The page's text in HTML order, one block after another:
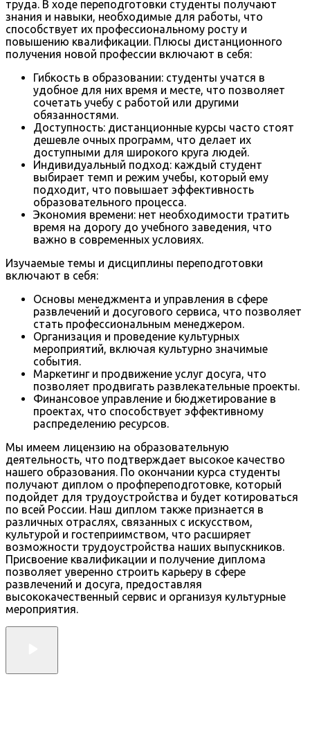
труда. В ходе переподготовки студенты получают
знания и навыки, необходимые для работы, что
способствует их профессиональному росту и
повышению квалификации. Плюсы дистанционного
получения новой профессии включают в себя:
Гибкость в образовании: студенты учатся в
удобное для них время и месте, что позволяет
сочетать учебу с работой или другими
обязанностями.
Доступность: дистанционные курсы часто стоят
дешевле очных программ, что делает их
доступными для широкого круга людей.
Индивидуальный подход: каждый студент
выбирает темп и режим учебы, который ему
подходит, что повышает эффективность
образовательного процесса.
Экономия времени: нет необходимости тратить
время на дорогу до учебного заведения, что
важно в современных условиях.
Изучаемые темы и дисциплины переподготовки
включают в себя:
Основы менеджмента и управления в сфере
развлечений и досугового сервиса, что позволяет
стать профессиональным менеджером.
Организация и проведение культурных
мероприятий, включая культурно значимые
события.
Маркетинг и продвижение услуг досуга, что
позволяет продвигать развлекательные проекты.
Финансовое управление и бюджетирование в
проектах, что способствует эффективному
распределению ресурсов.
Мы имеем лицензию на образовательную
деятельность, что подтверждает высокое качество
нашего образования. По окончании курса студенты
получают диплом о профпереподготовке, который
подойдет для трудоустройства и будет котироваться
по всей России. Наш диплом также признается в
различных отраслях, связанных с искусством,
культурой и гостеприимством, что расширяет
возможности трудоустройства наших выпускников.
Присвоение квалификации и получение диплома
позволяет уверенно строить карьеру в сфере
развлечений и досуга, предоставляя
высококачественный сервис и организуя культурные
мероприятия.